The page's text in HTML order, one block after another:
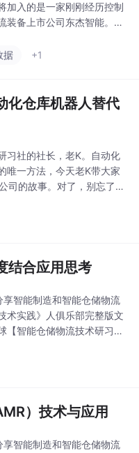
加入的是一家刚刚经历控制
装备上市公司东杰智能。当
场关乎行业格局的大戏或许
据 +1
化仓库机器人替代
习社的社长，老K。自动化
唯一方法，今天老K带大家
司的故事。对了，别忘了投
结合应用思考
智能制造和智能仓储物流
术实践》人俱乐部完整版文
【智能仓储物流技术研习
智能的途径，使人类智能得
）技术与应用
智能制造和智能仓储物流